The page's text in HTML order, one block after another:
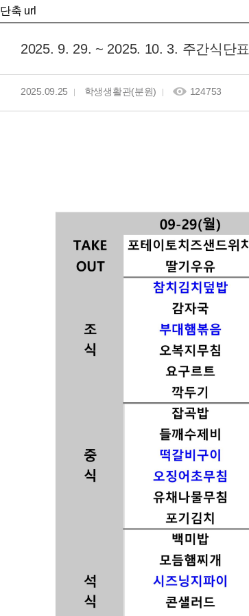
단축 url
2025. 9. 29. ~ 2025. 10. 3. 주간식단표
2025.09.25 학생생활관(분원) 124753